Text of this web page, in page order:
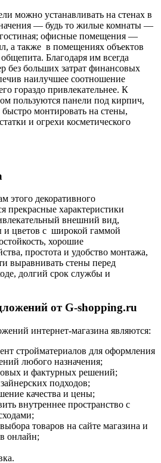
можно устанавливать на стенах в
— будь то жилые комнаты —
гостиная; офисные помещения —
а также в помещениях объектов
Благодаря им всегда
без больших затрат финансовых
наилучшее соотношение
гораздо привлекательнее. К
пользуются панели под кирпич,
монтировать на стены,
и огрехи косметического
этого декоративного
прекрасные характеристики
внешний вид,
и цветов с широкой гаммой
хорошие
простота и удобство монтажа,
выравнивать стены перед
долгий срок службы и
от G-shopping.ru
интернет-магазина являются:
стройматериалов для оформления
любого назначения;
и фактурных решений;
подходов;
качества и цены;
внутреннее пространство с
товаров на сайте магазина и
онлайн;